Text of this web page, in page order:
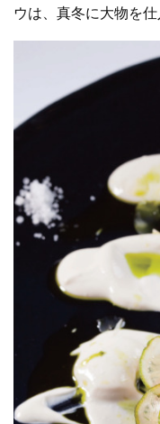
ウは、真冬に大物を仕